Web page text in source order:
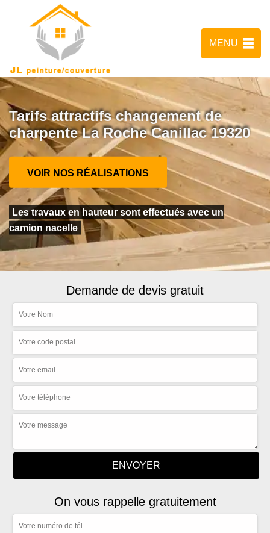
MENU
Tarifs attractifs changement de
charpente La Roche Canillac 19320
VOIR NOS RÉALISATIONS
Les travaux en hauteur sont effectués avec un
camion nacelle
Demande de devis gratuit
On vous rappelle gratuitement